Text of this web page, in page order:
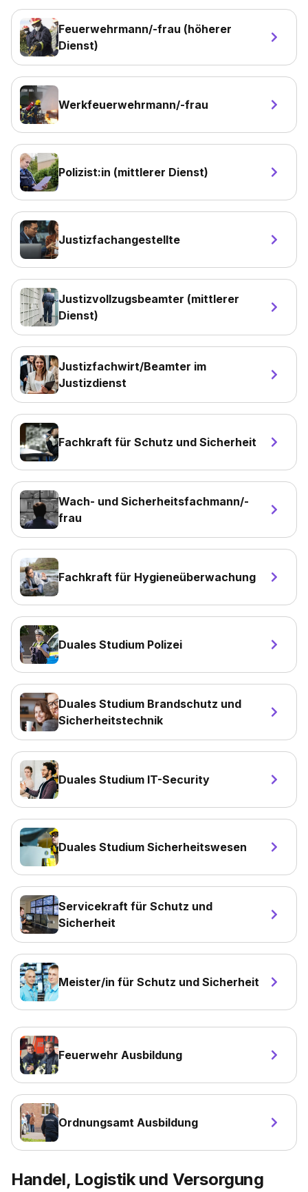
Feuerwehrmann/-frau (höherer
Dienst)
Werkfeuerwehrmann/-frau
Polizist:in (mittlerer Dienst)
Justizfachangestellte
Justizvollzugsbeamter (mittlerer
Dienst)
Justizfachwirt/Beamter im
Justizdienst
Fachkraft für Schutz und Sicherheit
Wach- und Sicherheitsfachmann/-
frau
Fachkraft für Hygieneüberwachung
Duales Studium Polizei
Duales Studium Brandschutz und
Sicherheitstechnik
Duales Studium IT-Security
Duales Studium Sicherheitswesen
Servicekraft für Schutz und
Sicherheit
Meister/in für Schutz und Sicherheit
Feuerwehr Ausbildung
Ordnungsamt Ausbildung
Handel, Logistik und Versorgung